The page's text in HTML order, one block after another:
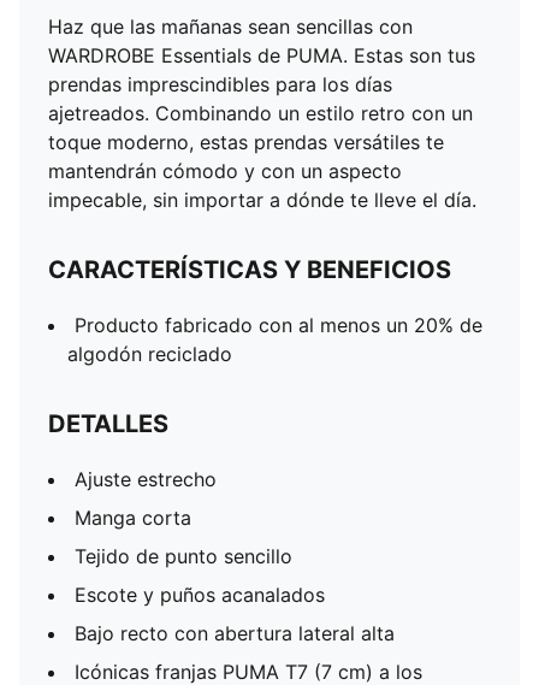
Tejido de punto sencillo
Escote y puños acanalados
Bajo recto con abertura lateral alta
Icónicas franjas PUMA T7 (7 cm) a los costados.
Haz que las mañanas sean sencillas con
WARDROBE Essentials de PUMA. Estas son tus
prendas imprescindibles para los días
ajetreados. Combinando un estilo retro con un
toque moderno, estas prendas versátiles te
mantendrán cómodo y con un aspecto
impecable, sin importar a dónde te lleve el día.
CARACTERÍSTICAS Y BENEFICIOS
Producto fabricado con al menos un 20% de
algodón reciclado
DETALLES
Ajuste estrecho
Manga corta
Tejido de punto sencillo
Escote y puños acanalados
Bajo recto con abertura lateral alta
Icónicas franjas PUMA T7 (7 cm) a los